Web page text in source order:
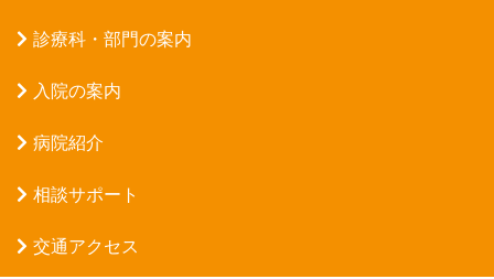
診療科・部門の案内
入院の案内
病院紹介
相談サポート
交通アクセス